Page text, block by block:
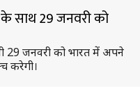
के साथ 29 जनवरी को
29 जनवरी को भारत में अपने
करेगी।